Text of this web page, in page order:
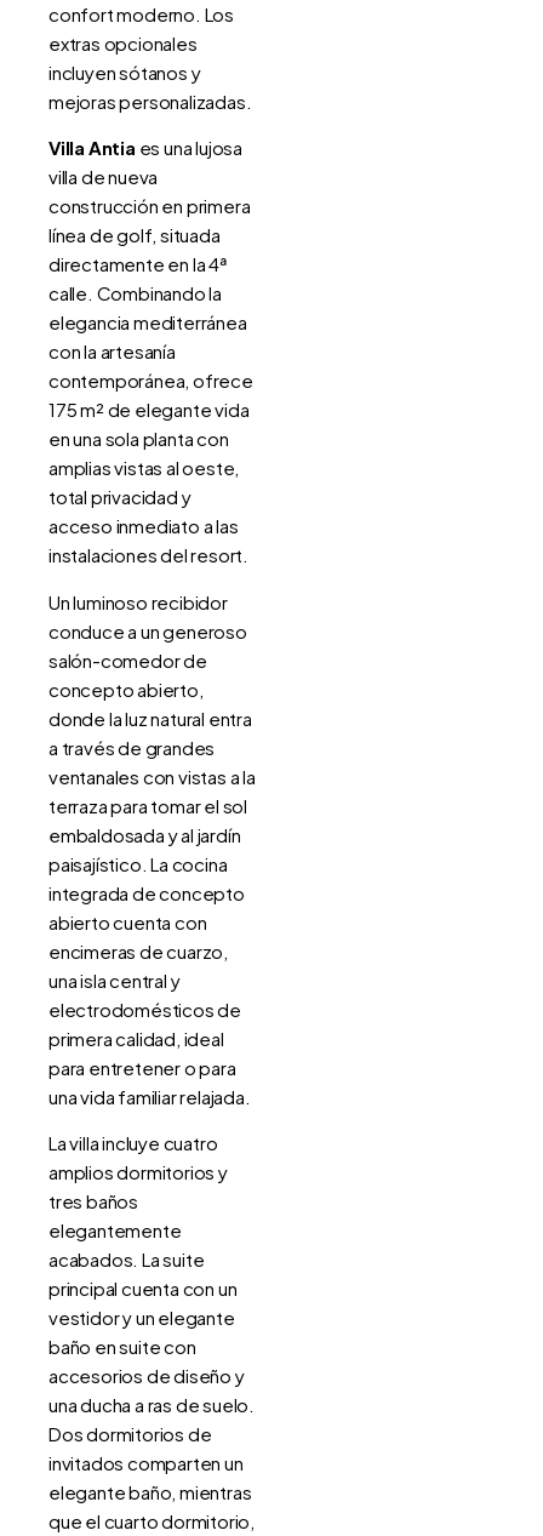
confort moderno. Los
extras opcionales
incluyen sótanos y
mejoras personalizadas.
Villa Antia es una lujosa
villa de nueva
construcción en primera
línea de golf, situada
directamente en la 4ª
calle. Combinando la
elegancia mediterránea
con la artesanía
contemporánea, ofrece
175 m² de elegante vida
en una sola planta con
amplias vistas al oeste,
total privacidad y
acceso inmediato a las
instalaciones del resort.
Un luminoso recibidor
conduce a un generoso
salón-comedor de
concepto abierto,
donde la luz natural entra
a través de grandes
ventanales con vistas a la
terraza para tomar el sol
embaldosada y al jardín
paisajístico. La cocina
integrada de concepto
abierto cuenta con
encimeras de cuarzo,
una isla central y
electrodomésticos de
primera calidad, ideal
para entretener o para
una vida familiar relajada.
La villa incluye cuatro
amplios dormitorios y
tres baños
elegantemente
acabados. La suite
principal cuenta con un
vestidor y un elegante
baño en suite con
accesorios de diseño y
una ducha a ras de suelo.
Dos dormitorios de
invitados comparten un
elegante baño, mientras
que el cuarto dormitorio,